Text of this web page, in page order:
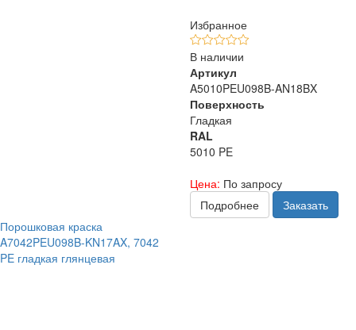
Избранное
В наличии
Артикул
A5010PEU098B-AN18BX
Поверхность
Гладкая
RAL
5010 PE
Цена: По запросу
Подробнее
Заказать
Порошковая краска
A7042PEU098B-KN17AX, 7042
PE гладкая глянцевая